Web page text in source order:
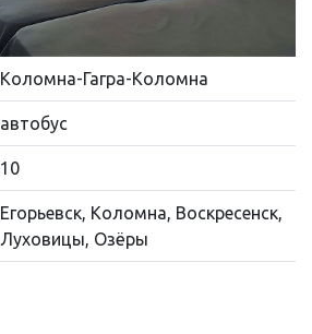
Коломна-Гагра-Коломна
автобус
10
Егорьевск, Коломна, Воскресенск,
Луховицы, Озёры